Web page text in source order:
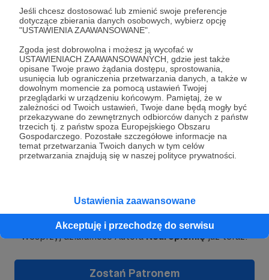
Jeśli chcesz dostosować lub zmienić swoje preferencje
dotyczące zbierania danych osobowych, wybierz opcję
"USTAWIENIA ZAAWANSOWANE".
Zgoda jest dobrowolna i możesz ją wycofać w
USTAWIENIACH ZAAWANSOWANYCH, gdzie jest także
opisane Twoje prawo żądania dostępu, sprostowania,
usunięcia lub ograniczenia przetwarzania danych, a także w
dowolnym momencie za pomocą ustawień Twojej
przeglądarki w urządzeniu końcowym. Pamiętaj, że w
zależności od Twoich ustawień, Twoje dane będą mogły być
przekazywane do zewnętrznych odbiorców danych z państw
trzecich tj. z państw spoza Europejskiego Obszaru
Gospodarczego. Pozostałe szczegółowe informacje na
temat przetwarzania Twoich danych w tym celów
przetwarzania znajdują się w naszej polityce prywatności.
Ustawienia zaawansowane
Akceptuję i przechodzę do serwisu
najbliższe miesiące, a także trochę podsumowań i
statystyk z minionych miesięcy.
plany podsumowania
Dołącz do grona Patronów!
Wesprzyj działalność AutoraNeuroplemięjuż teraz!
Zostań Patronem